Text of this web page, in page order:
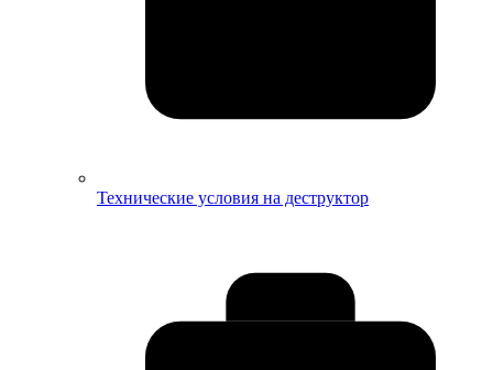
Технические условия на деструктор